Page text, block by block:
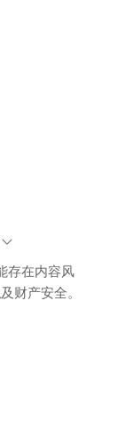
存在内容风
财产安全。